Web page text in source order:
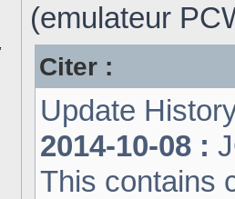
(emulateur
Citer :
Update
2014-10-08 :
This contains